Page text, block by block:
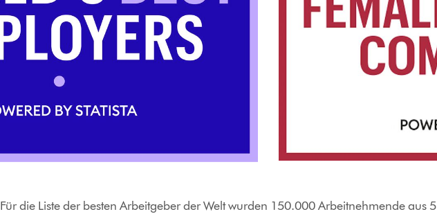
Für die Liste der besten Arbeitgeber der Welt wurden 150.000 Arbeitnehmende aus